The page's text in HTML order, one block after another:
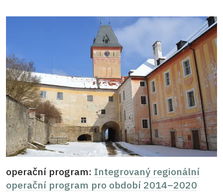
operační program: Integrovaný regionální
operační program pro období 2014–2020